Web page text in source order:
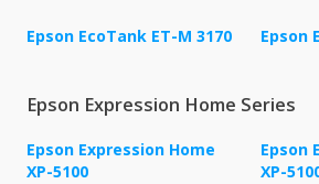
Epson EcoTank ET-M 3170 Epson
Epson Expression Home Series
Epson Expression Home
XP-5100
Epson
XP-